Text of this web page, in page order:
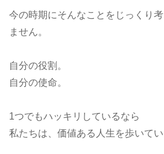
今の時期にそんなことをじっくり
ません。
自分の役割。
自分の使命。
1つでもハッキリしているなら
私たちは、価値ある人生を歩いてい